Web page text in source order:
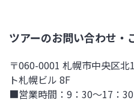
ツアーのお問い合わせ・
〒060-0001 札幌市中央区
ト札幌ビル 8F
■営業時間：9：30～17：